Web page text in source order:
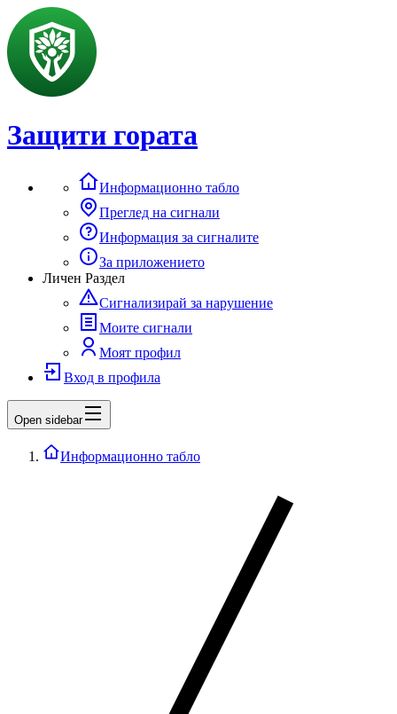
Защити гората
Информационно табло
Преглед на сигнали
Информация за сигналите
За приложението
Личен Раздел
Сигнализирай за нарушение
Моите сигнали
Моят профил
Вход в профила
Open sidebar
Информационно табло